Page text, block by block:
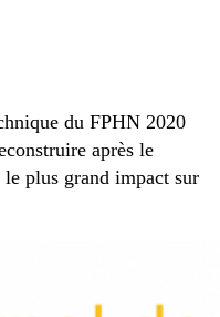
du FPHN 2020
après le
plus grand impact sur